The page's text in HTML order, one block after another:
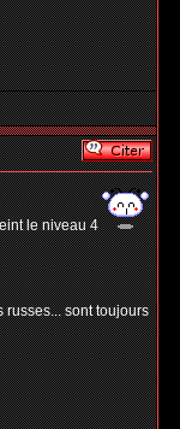
le niveau 4
russes... sont toujours